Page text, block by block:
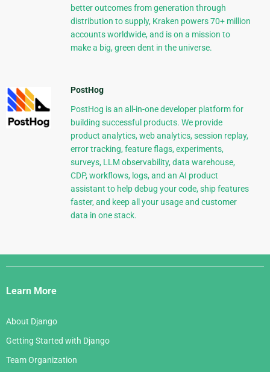
better outcomes from generation through
distribution to supply, Kraken powers 70+ million
accounts worldwide, and is on a mission to
make a big, green dent in the universe.
PostHog
PostHog is an all-in-one developer platform for
building successful products. We provide
product analytics, web analytics, session replay,
error tracking, feature flags, experiments,
surveys, LLM observability, data warehouse,
CDP, workflows, logs, and an AI product
assistant to help debug your code, ship features
faster, and keep all your usage and customer
data in one stack.
Django
Links
Learn More
About Django
Getting Started with Django
Team Organization